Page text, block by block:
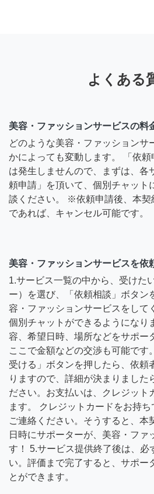
よくある
美容・ファッションサービスの料
どのような美容・ファッションサ
かによっても変動します。 「依
は発生しませんので、まずは、各
頼申請」を頂いて、個別チャット
談ください。 ※依頼申請後、本契
であれば、キャンセル可能です。
美容・ファッションサービスを依
1.サービス一覧の中から、受けた
ー）を選び、「依頼相談」ボタン
容・ファッションサービスをして
個別チャットができるようになり
容、希望日時、場所などをサポー
ここで金額などの交渉も可能です
受ける」ボタンを押したら、依頼
りますので、詳細が決まりました
ださい。お支払いは、クレジット
ます。 クレジットカードをお持
ご連絡ください。そうすると、本
日時にサポーターが、美容・ファ
す！ 5.サービス提供終了後は、必
い。評価まで完了すると、サポー
とができます。